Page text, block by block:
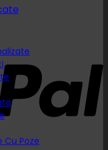
Cu Poze